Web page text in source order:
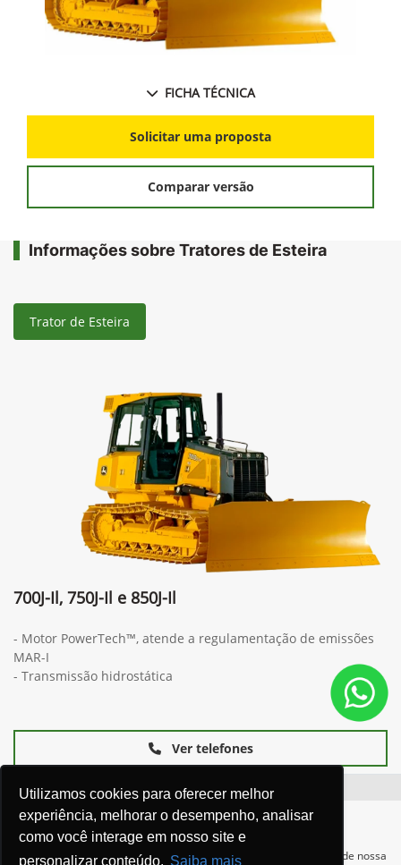
Utilizamos cookies para oferecer melhor
experiência, melhorar o desempenho, analisar
como você interage em nosso site e
personalizar conteúdo. Saiba mais
FICHA TÉCNICA
Solicitar uma proposta
Comparar versão
Informações sobre Tratores de Esteira
Trator de Esteira
700J-Il, 750J-Il e 850J-Il
- Motor PowerTech™, atende a regulamentação de emissões
MAR-I
- Transmissão hidrostática
Ver telefones
Para otimizar sua experiência durante a navegação, fazemos uso de nossa